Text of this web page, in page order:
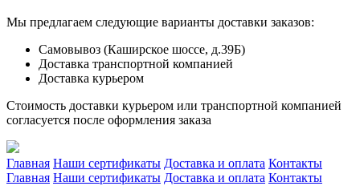
Мы предлагаем следующие варианты доставки заказов:
Самовывоз (Каширское шоссе, д.39Б)
Доставка транспортной компанией
Доставка курьером
Стоимость доставки курьером или транспортной компанией
согласуется после оформления заказа
Главная Наши сертификаты Доставка и оплата Контакты
Главная Наши сертификаты Доставка и оплата Контакты